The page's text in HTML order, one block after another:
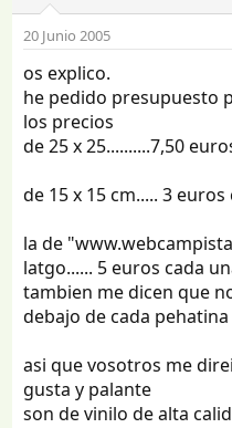
20 Junio 2005
os explico.
he pedido presupuesto
los precios
de 25 x 25..........7,50
de 15 x 15 cm..... 3 euros
la de
latgo...... 5 euros cada
tambien me dicen que
debajo de cada
asi que vosotros me
gusta y palante
son de vinilo de alta